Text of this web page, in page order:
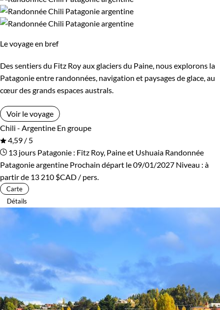
Le voyage en bref
Des sentiers du Fitz Roy aux glaciers du Paine, nous explorons la
Patagonie entre randonnées, navigation et paysages de glace, au
cœur des grands espaces australs.
Voir le voyage
Chili - Argentine En groupe
4,59 / 5
13 jours Patagonie : Fitz Roy, Paine et Ushuaia Randonnée
Patagonie argentine Prochain départ le 09/01/2027 Niveau : à
partir de 13 210 $CAD / pers.
Carte
Détails